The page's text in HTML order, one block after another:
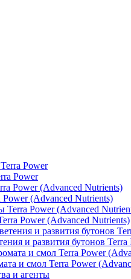
Power
Power (Advanced Nutrients)
Power (Advanced Nutrients)
и развития бутонов
и смол Terra Power